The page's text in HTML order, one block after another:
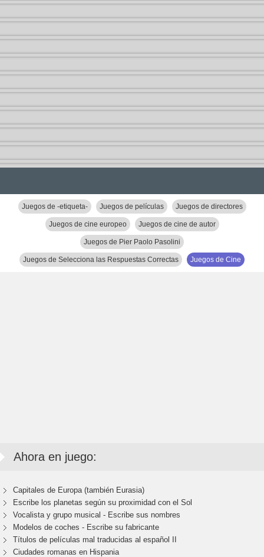
Juegos de -etiqueta- Juegos de películas Juegos de directores
Juegos de cine europeo Juegos de cine de autor
Juegos de Pier Paolo Pasolini
Juegos de Selecciona las Respuestas Correctas Juegos de Cine
Ahora en juego:
Capitales de Europa (también Eurasia)
Escribe los planetas según su proximidad con el Sol
Vocalista y grupo musical - Escribe sus nombres
Modelos de coches - Escribe su fabricante
Títulos de películas mal traducidas al español II
Ciudades romanas en Hispania